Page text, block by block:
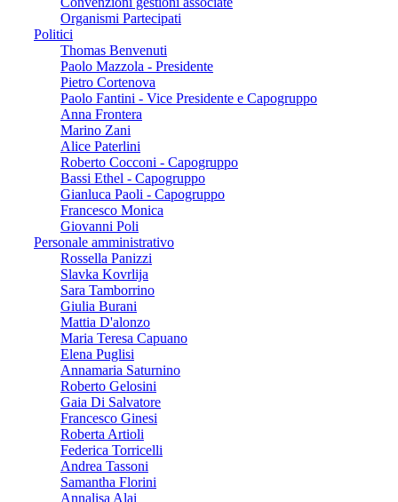
Organismi Partecipati
Politici
Thomas Benvenuti
Paolo Mazzola - Presidente
Pietro Cortenova
Paolo Fantini - Vice Presidente e Capogruppo
Anna Frontera
Marino Zani
Alice Paterlini
Roberto Cocconi - Capogruppo
Bassi Ethel - Capogruppo
Gianluca Paoli - Capogruppo
Francesco Monica
Giovanni Poli
Personale amministrativo
Rossella Panizzi
Slavka Kovrlija
Sara Tamborrino
Giulia Burani
Mattia D'alonzo
Maria Teresa Capuano
Elena Puglisi
Annamaria Saturnino
Roberto Gelosini
Gaia Di Salvatore
Francesco Ginesi
Roberta Artioli
Federica Torricelli
Andrea Tassoni
Samantha Florini
Annalisa Alai